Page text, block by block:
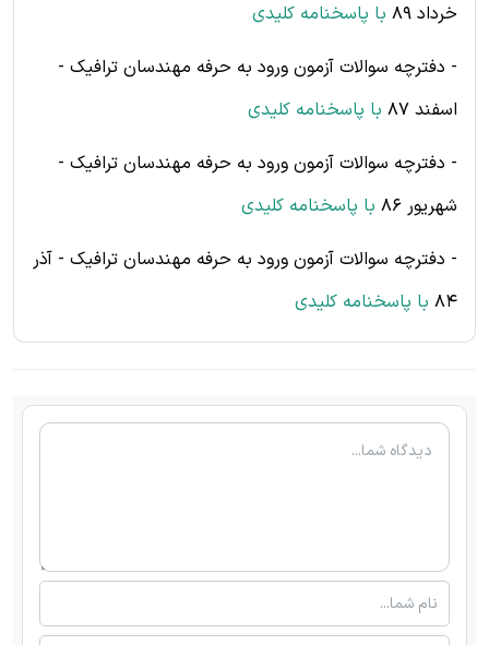
خرداد 89
با پاسخنامه کلیدی
- دفترچه سوالات آزمون ورود به حرفه مهندسان ترافیک -
اسفند 87
با پاسخنامه کلیدی
- دفترچه سوالات آزمون ورود به حرفه مهندسان ترافیک -
شهریور 86
با پاسخنامه کلیدی
- دفترچه سوالات آزمون ورود به حرفه مهندسان ترافیک - آذر
84 با پاسخنامه کلیدی